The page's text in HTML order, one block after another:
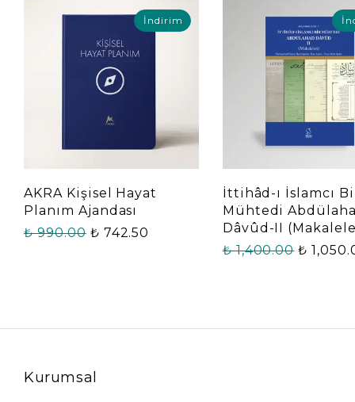
İndirim
AKRA Kişisel Hayat
Planım Ajandası
₺ 990.00 ₺ 742.50
İttihâd-ı İslamcı
Mühtedi
Dâvûd-II
₺ 1,400.00 ₺
Kurumsal